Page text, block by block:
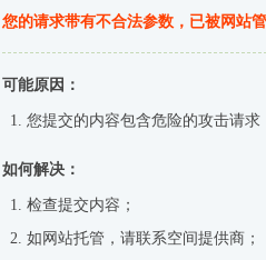
您的请求带有不合法参数，已被网站
可能原因：
您提交的内容包含危险的攻击请求
如何解决：
检查提交内容；
如网站托管，请联系空间提供商；